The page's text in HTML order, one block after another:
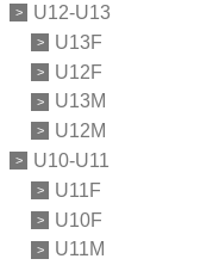
U12-U13
U13F
U12F
U13M
U12M
U10-U11
U11F
U10F
U11M